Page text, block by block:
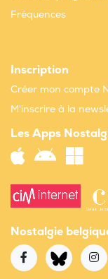
Fréquences
Inscription
Créer mon compte
M'inscrire à la
Les Apps
Nostalgie